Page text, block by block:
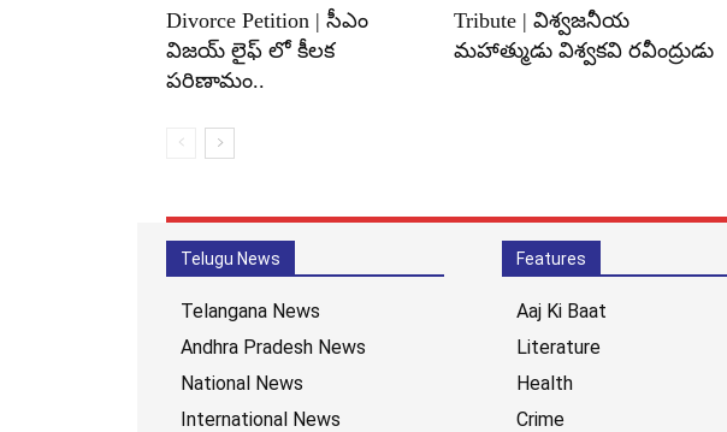
Divorce Petition | సీఎం
విజయ్ లైఫ్ లో కీలక
పరిణామం..
Tribute | విశ్వజనీయ
మహాత్ముడు విశ్వకవి రవీంద్రుడు
Telugu News
Telangana News
Andhra Pradesh News
National News
International News
Features
Aaj Ki Baat
Literature
Health
Crime